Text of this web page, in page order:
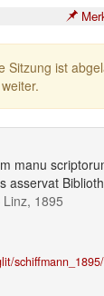
Sitzung ist
manu
asservat
1895